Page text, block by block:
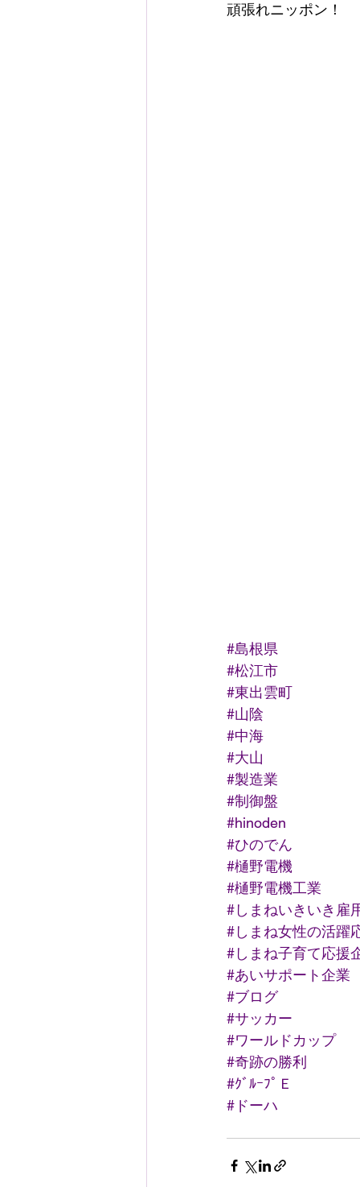
頑張れニッポン！
#島根県
#松江市
#東出雲町
#山陰
#中海
#大山
#製造業
#制御盤
#hinoden
#ひのでん
#樋野電機
#樋野電機工業
#しまねいきいき雇
#しまね女性の活躍
#しまね子育て応援
#あいサポート企業
#ブログ
#サッカー
#ワールドカップ
#奇跡の勝利
#ｸﾞﾙｰﾌﾟＥ
#ドーハ